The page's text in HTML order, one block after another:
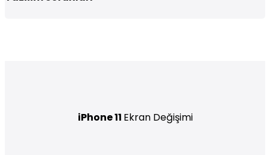
iPhone 11 Ekran Değişimi